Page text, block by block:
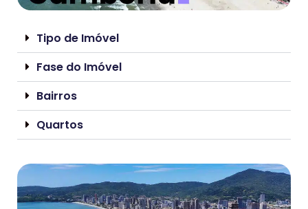
Tipo de Imóvel
Fase do Imóvel
Bairros
Quartos